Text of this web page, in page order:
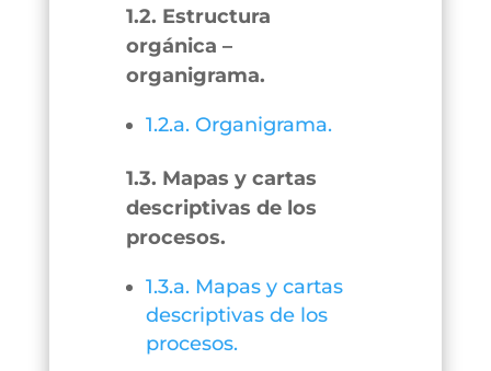
1.2. Estructura
orgánica –
organigrama.
1.2.a. Organigrama.
1.3. Mapas y cartas
descriptivas de los
procesos.
1.3.a. Mapas y cartas
descriptivas de los
procesos.